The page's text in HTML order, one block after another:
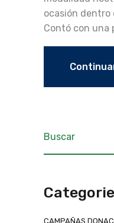
ocasión dentro
Contó con una
CAMPAÑAS